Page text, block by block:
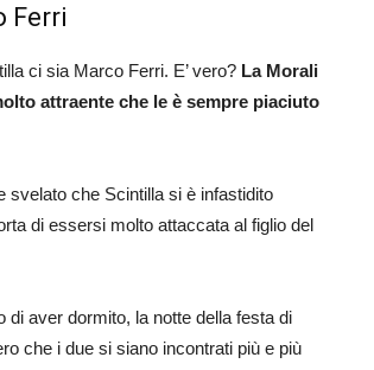
Ferri
ci sia Marco Ferri. E’ vero? La Morali
attraente che le è sempre piaciuto
svelato che Scintilla si è infastidito
di essersi molto attaccata al figlio del
di aver dormito, la notte della festa di
che i due si siano incontrati più e più